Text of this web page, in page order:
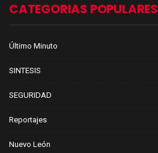
CATEGORIAS POPULARES
Último Minuto
SINTESIS
SEGURIDAD
Reportajes
Nuevo León